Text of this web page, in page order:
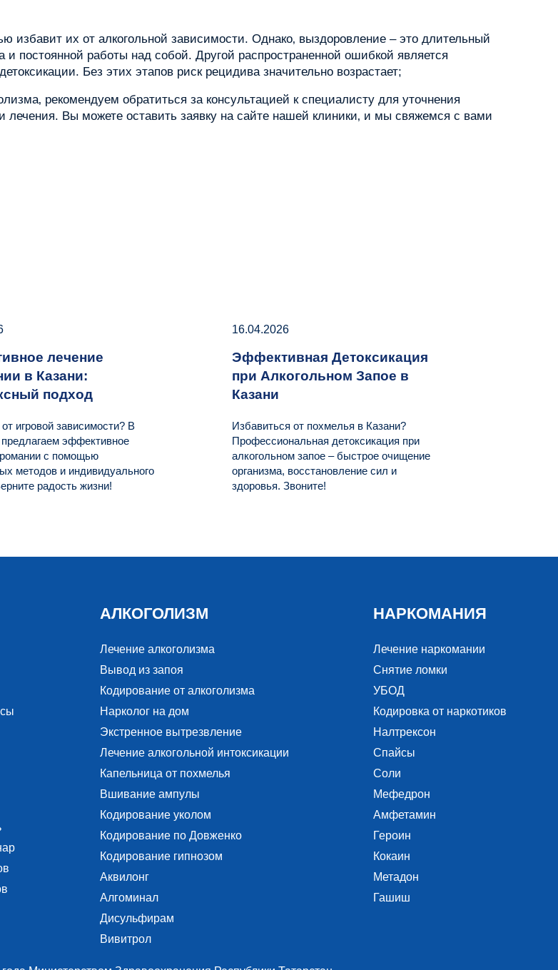
избавит их от алкогольной зависимости. Однако‚ выздоровление – это длительный
постоянной работы над собой. Другой распространенной ошибкой является
Без этих этапов риск рецидива значительно возрастает;
рекомендуем обратиться за консультацией к специалисту для уточнения
Вы можете оставить заявку на сайте нашей клиники‚ и мы свяжемся с вами
лечение
в Казани:
подход
игровой зависимости? В
эффективное
с помощью
методов и индивидуального
радость жизни!
16.04.2026
Эффективная Детоксикация
при Алкогольном Запое в
Казани
Избавиться от похмелья в Казани?
Профессиональная детоксикация при
алкогольном запое – быстрое очищение
организма, восстановление сил и
здоровья. Звоните!
АЛКОГОЛИЗМ
Лечение алкоголизма
Вывод из запоя
Кодирование от алкоголизма
Нарколог на дом
Экстренное вытрезвление
Лечение алкогольной интоксикации
Капельница от похмелья
Вшивание ампулы
Кодирование уколом
Кодирование по Довженко
Кодирование гипнозом
Аквилонг
Алгоминал
Дисульфирам
Вивитрол
НАРКОМАНИЯ
Лечение наркомании
Снятие ломки
УБОД
Кодировка от наркотиков
Налтрексон
Спайсы
Соли
Мефедрон
Амфетамин
Героин
Кокаин
Метадон
Гашиш